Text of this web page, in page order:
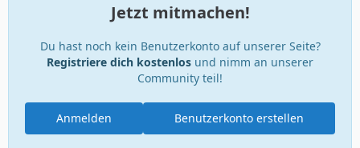
Jetzt mitmachen!
Du hast noch kein Benutzerkonto auf unserer Seite?
Registriere dich kostenlos und nimm an unserer
Community teil!
Benutzerkonto erstellen
Anmelden